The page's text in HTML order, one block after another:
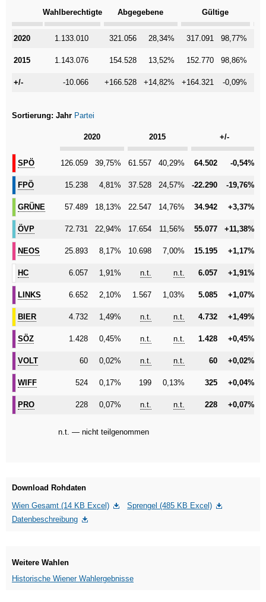
Kategorie
Wahlberechtigte Abgegebene Gültige
20201.133.010 321.056 28,34% 317.091 98,77%
20151.143.076 154.528 13,52% 152.770 98,86%
-10.066 +166.528 +14,82% +164.321 -0,09%
2020
2015
+/-
Sortierung: Jahr Partei
n.t. — nicht teilgenommen
Kategorie2020 2015 +/-
SPÖ
126.059 39,75% 61.557 40,29% 64.502 -0,54%
FPÖ
15.238 4,81% 37.528 24,57% -22.290 -19,76%
GRÜNE
57.489 18,13% 22.547 14,76% 34.942 +3,37%
ÖVP
72.731 22,94% 17.654 11,56% 55.077 +11,38%
NEOS
25.893 8,17% 10.698 7,00% 15.195 +1,17%
HC
6.057 1,91% n.t. n.t. 6.057 +1,91%
LINKS
6.652 2,10% 1.567 1,03% 5.085 +1,07%
BIER
4.732 1,49% n.t. n.t. 4.732 +1,49%
SÖZ
1.428 0,45% n.t. n.t. 1.428 +0,45%
VOLT60 0,02% n.t. n.t. 60 +0,02%
WIFF524 0,17% 199 0,13% 325 +0,04%
PRO228 0,07% n.t. n.t. 228 +0,07%
SPÖ
FPÖ
GRÜNE
ÖVP
NEOS
HC
LINKS
BIER
SÖZ
VOLT
WIFF
PRO
Download Rohdaten
Wien Gesamt (14 KB Excel)
Sprengel (485 KB Excel)
Datenbeschreibung
Weitere Wahlen
Historische Wiener Wahlergebnisse